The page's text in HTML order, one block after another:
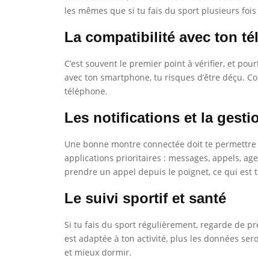
les mêmes que si tu fais du sport plusieurs
La compatibilité avec ton
C’est souvent le premier point à vérifier, et
avec ton smartphone, tu risques d’être déçu.
téléphone.
Les notifications et la
Une bonne montre connectée doit te
applications prioritaires : messages, appels,
prendre un appel depuis le poignet, ce qui
Le suivi sportif et santé
Si tu fais du sport régulièrement, regarde de
est adaptée à ton activité, plus les données
et mieux dormir.